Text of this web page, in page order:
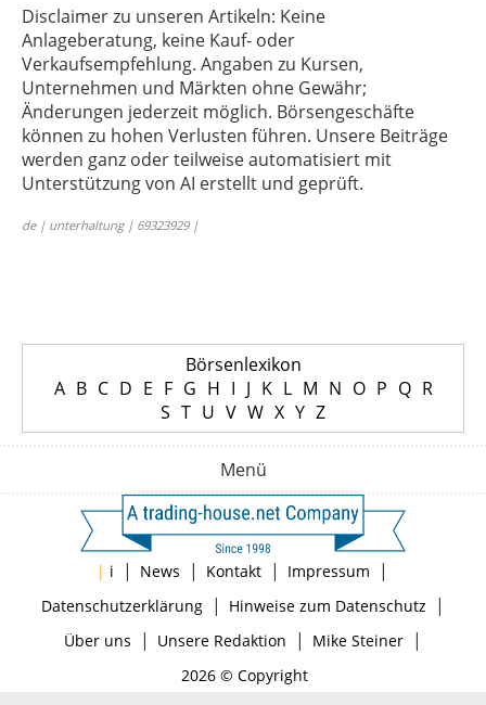
Disclaimer zu unseren Artikeln: Keine
Anlageberatung, keine Kauf- oder
Verkaufsempfehlung. Angaben zu Kursen,
Unternehmen und Märkten ohne Gewähr;
Änderungen jederzeit möglich. Börsengeschäfte
können zu hohen Verlusten führen. Unsere Beiträge
werden ganz oder teilweise automatisiert mit
Unterstützung von AI erstellt und geprüft.
de | unterhaltung | 69323929 |
Börsenlexikon
A B C D E F G H I J K L M N O P Q R
S T U V W X Y Z
Menü
| i | News | Kontakt | Impressum |
Datenschutzerklärung| Hinweise zum Datenschutz |
Über uns | Unsere Redaktion | Mike Steiner|
2026 © Copyright